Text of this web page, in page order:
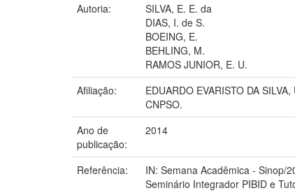
Autoria:
SILVA, E. E. da
DIAS, I. de S.
BOEING, E.
BEHLING, M.
RAMOS JUNIOR, E. U.
Afiliação:
EDUARDO EVARISTO DA
CNPSO.
Ano de
publicação:
2014
Referência:
IN: Semana Acadêmica - Sinop/
Seminário Integrador PIBID e